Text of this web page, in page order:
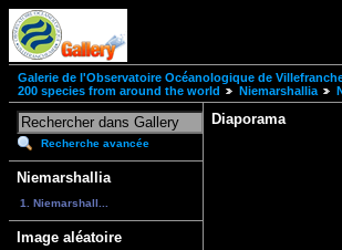
Galerie de l'Observatoire Océanologique de
200 species from around the world
Niemarshallia
Recherche avancée
Niemarshallia
1. Niemarshall...
Image aléatoire
Diaporama